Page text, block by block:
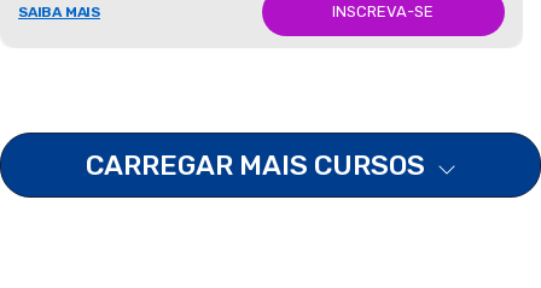
SAIBA MAIS INSCREVA-SE
CARREGAR MAIS CURSOS